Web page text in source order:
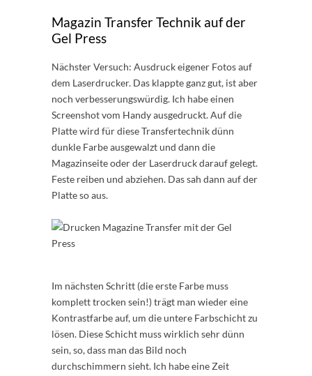
Magazin Transfer Technik auf der
Gel Press
Nächster Versuch: Ausdruck eigener Fotos auf
dem Laserdrucker. Das klappte ganz gut, ist aber
noch verbesserungswürdig. Ich habe einen
Screenshot vom Handy ausgedruckt. Auf die
Platte wird für diese Transfertechnik dünn
dunkle Farbe ausgewalzt und dann die
Magazinseite oder der Laserdruck darauf gelegt.
Feste reiben und abziehen. Das sah dann auf der
Platte so aus.
Im nächsten Schritt (die erste Farbe muss
komplett trocken sein!) trägt man wieder eine
Kontrastfarbe auf, um die untere Farbschicht zu
lösen. Diese Schicht muss wirklich sehr dünn
sein, so, dass man das Bild noch
durchschimmern sieht. Ich habe eine Zeit